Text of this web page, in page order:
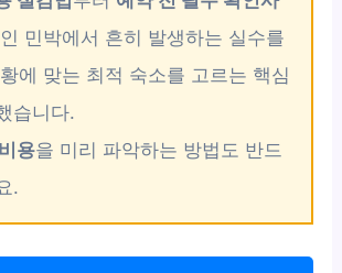
민박에서 흔히 발생하는 실수를
에 맞는 최적 숙소를 고르는 핵심
습니다.
용을 미리 파악하는 방법도 반드
.